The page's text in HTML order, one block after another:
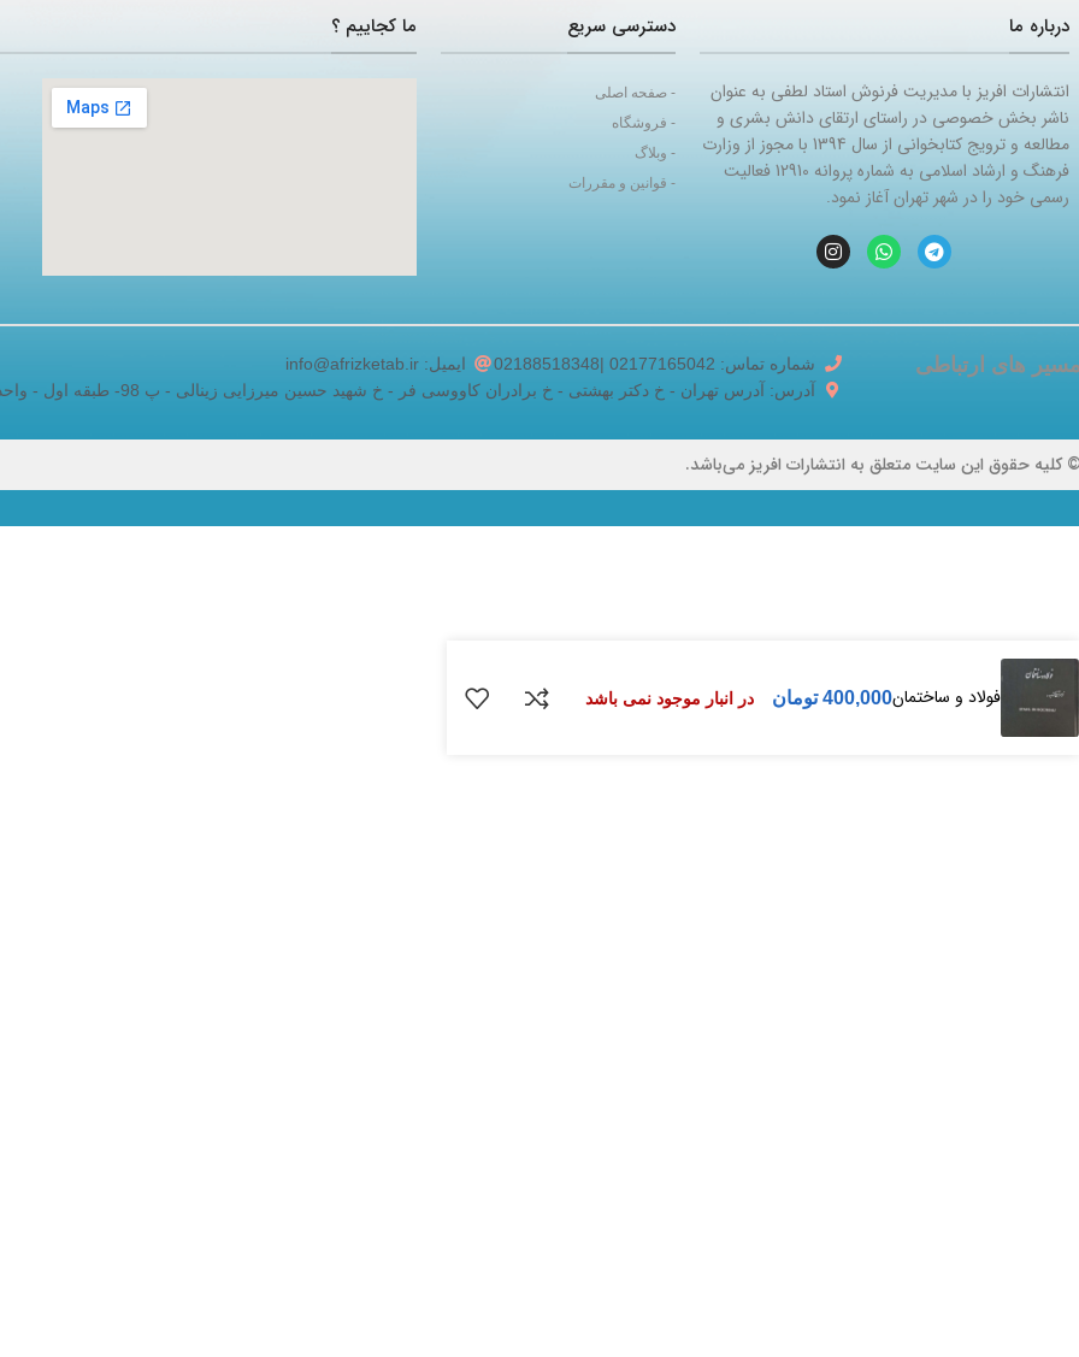
درباره ما
انتشارات افریز با مدیریت فرنوش استاد لطفی به عنوان
ناشر بخش خصوصی در راستای ارتقای دانش بشری و
مطالعه و ترویج کتابخوانی از سال 1394 با مجوز از وزارت
فرهنگ و ارشاد اسلامی به شماره پروانه 12910 فعالیت
رسمی خود را در شهر تهران آغاز نمود.
دسترسی سریع
- صفحه اصلی
- فروشگاه
- وبلاگ
- قوانین و مقررات
ما کجاییم ؟
های ارتباطی شماره تماس: 02177165042 |02188518348
ایمیل: info@afrizketab.ir
آدرس: آدرس تهران - خ دکتر بهشتی - خ برادران کاووسی فر - خ شهید حسین میرزایی زینالی - پ 98- طبقه اول - واحد 5
کلیه حقوق این سایت متعلق به انتشارات افریز می‌باشد.
فولاد و ساختمان400,000 تومان در انبار موجود نمی باشد